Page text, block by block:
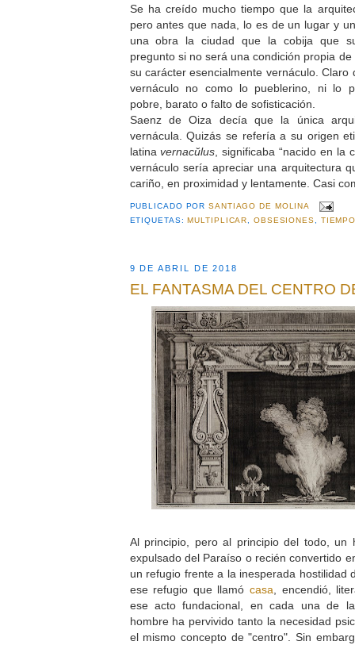
Se ha creído mucho tiempo que la
pero antes que nada, lo es de un lugar y
una obra la ciudad que la cobija que
pregunto si no será una condición propia
su carácter esencialmente vernáculo.
vernáculo no como lo pueblerino, ni lo
pobre, barato o falto de sofisticación.
Saenz de Oiza decía que la única
vernácula. Quizás se refería a su origen
latinavernacŭlus , significaba “nacido en la
vernáculo sería apreciar una arquitectura
cariño, en proximidad y lentamente. Casi
PUBLICADO PORSANTIAGO DE MOLINA
ETIQUETAS: MULTIPLICAR,OBSESIONES,
9 DE ABRIL DE 2018
EL FANTASMA DEL CENTRO
Al principio, pero al principio del todo, un
expulsado del Paraíso o recién convertido
un refugio frente a la inesperada hostilidad
ese refugio que llamócasa , encendió,
ese acto fundacional, en cada una de
hombre ha pervivido tanto la necesidad
el mismo concepto de "centro". Sin